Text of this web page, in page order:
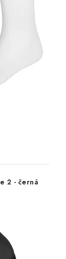
2 - černá